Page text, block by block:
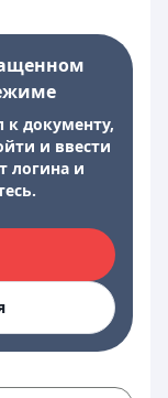
к документу,
и ввести
логина и